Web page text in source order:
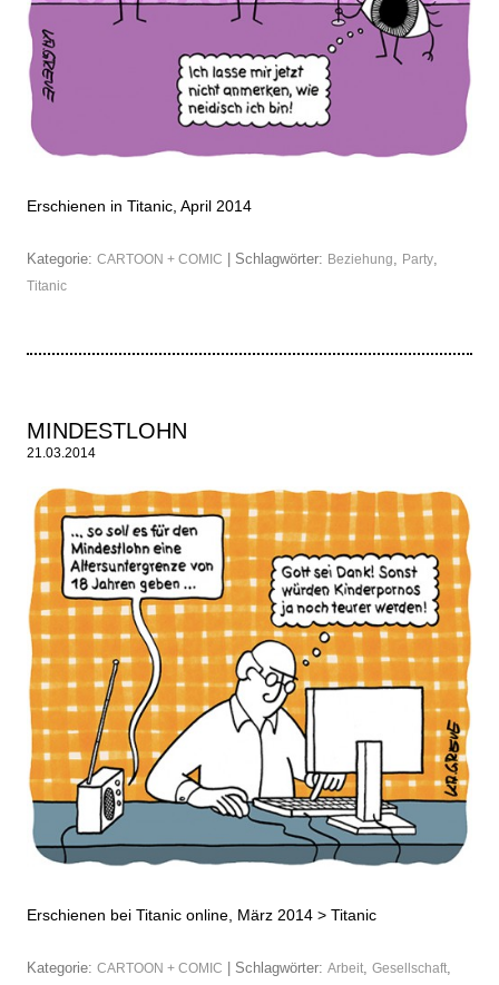
Erschienen in Titanic, April 2014
Kategorie: CARTOON + COMIC | Schlagwörter: Beziehung, Party,
Titanic
MINDESTLOHN
21.03.2014
Erschienen bei Titanic online, März 2014 > Titanic
Kategorie: CARTOON + COMIC | Schlagwörter: Arbeit, Gesellschaft,